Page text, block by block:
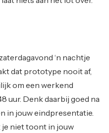
‘n nachtje
dat prototype nooit af,
om een werkend
uur. Denk daarbij goed na
in jouw eindpresentatie.
je niet toont in jouw